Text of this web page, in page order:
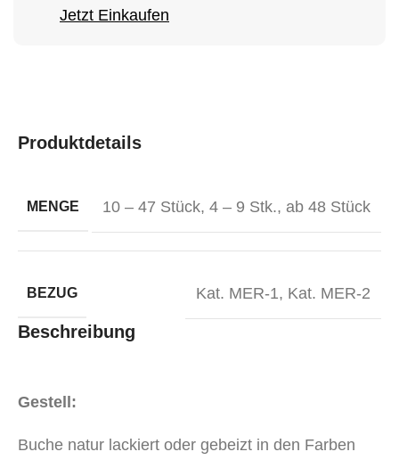
Jetzt Einkaufen
Produktdetails
MENGE 10 – 47 Stück, 4 – 9 Stk., ab 48 Stück
BEZUG Kat. MER-1, Kat. MER-2
Beschreibung
Gestell:
Buche natur lackiert oder gebeizt in den Farben